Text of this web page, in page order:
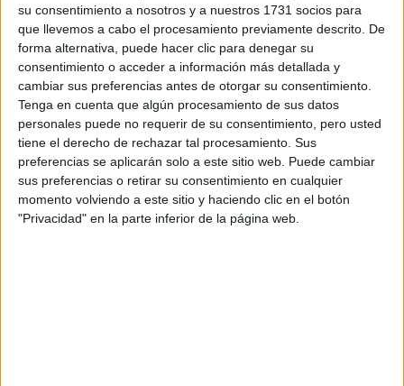
su consentimiento a nosotros y a nuestros 1731 socios para
que llevemos a cabo el procesamiento previamente descrito. De
forma alternativa, puede hacer clic para denegar su
consentimiento o acceder a información más detallada y
cambiar sus preferencias antes de otorgar su consentimiento.
Tenga en cuenta que algún procesamiento de sus datos
personales puede no requerir de su consentimiento, pero usted
tiene el derecho de rechazar tal procesamiento. Sus
preferencias se aplicarán solo a este sitio web. Puede cambiar
sus preferencias o retirar su consentimiento en cualquier
momento volviendo a este sitio y haciendo clic en el botón
"Privacidad" en la parte inferior de la página web.
Estudios nombrados en este post